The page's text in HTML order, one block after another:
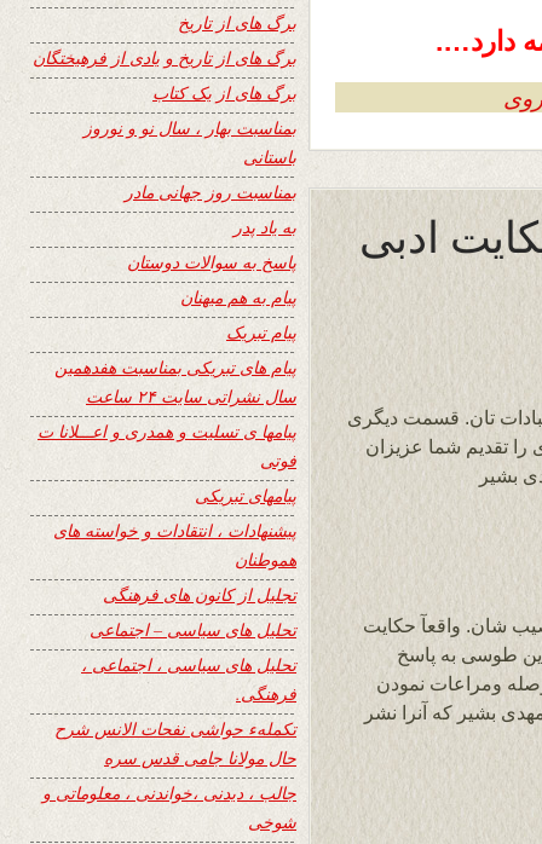
دارد….
ادبی
تان. قسمت دیگری
را تقدیم شما عزیزان
بشیر
شان. واقعآ حکایت
طوسی به پاسخ
ومراعات نمودن
بشیر که آنرا نشر
برگ های از تاریخ
برگ های از تاریخ و یادی از فرهیختگان
برگ های از یک کتاب
بمناسبت بهار ، سال نو و نوروز
باستانی
بمناسبت روز جهانی مادر
به یاد پدر
پاسخ به سوالات دوستان
پیام به هم میهنان
پیام تبریک
پیام های تبریکی بمناسبت هفدهمین
سال نشراتی سایت ۲۴ ساعت
پیامها ی تسلیت و همدری و اعـــلانا ت
فوتی
پیامهای تبریکی
پیشنهادات ، انتقادات و خواسته های
هموطنان
تجلیل از کانون های فرهنگی
تحلیل های سیاسی – اجتماعی
تحلیل های سیاسی ، اجتماعی ،
فرهنگی.
تکملهء حواشی نفحات الانس شرح
حال مولانا جامی قدس سره
جالب ، دیدنی ،خواندنی ، معلوماتی و
شوخی